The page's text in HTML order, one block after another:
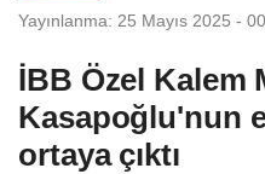
Yayınlanma: 25 Mayıs 2025 -
İBB Özel Kalem
Kasapoğlu'nun
ortaya çıktı